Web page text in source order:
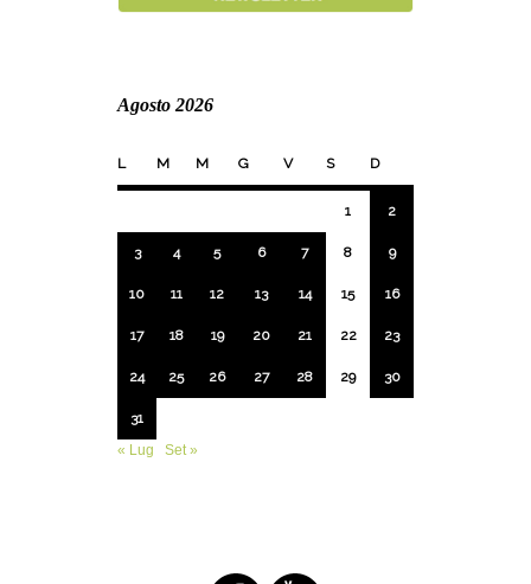
Agosto 2026
L M M G V S D
1 2
3 4 5 6 7 8 9
10 11 12 13 14 15 16
17 18 19 20 21 22 23
24 25 26 27 28 29 30
31
« Lug
Set »